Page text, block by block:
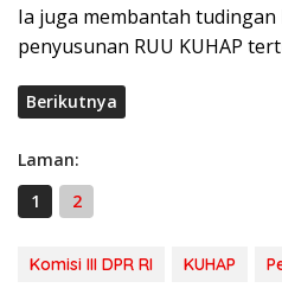
Ia juga membantah tudingan
penyusunan RUU KUHAP
Berikutnya
Laman:
1
2
Komisi III DPR RI KUHAP